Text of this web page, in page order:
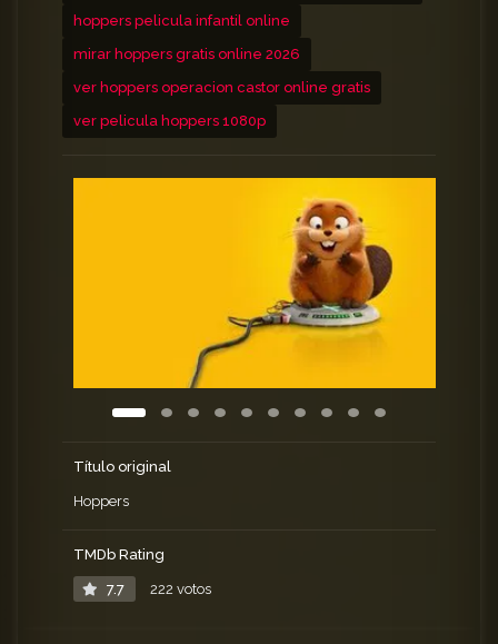
hoppers pelicula infantil online
mirar hoppers gratis online 2026
ver hoppers operacion castor online gratis
ver pelicula hoppers 1080p
Título original
Hoppers
TMDb Rating
7.7 222 votos